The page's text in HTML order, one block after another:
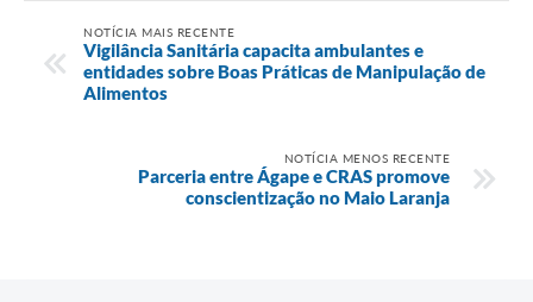
NOTÍCIA MAIS RECENTE
Vigilância Sanitária capacita ambulantes e
entidades sobre Boas Práticas de Manipulação de
Alimentos
NOTÍCIA MENOS RECENTE
Parceria entre Ágape e CRAS promove
conscientização no Maio Laranja